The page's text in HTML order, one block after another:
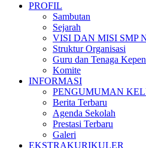
PROFIL
Sambutan
Sejarah
VISI DAN MISI SMP
Struktur Organisasi
Guru dan Tenaga
Komite
INFORMASI
PENGUMUMAN
Berita Terbaru
Agenda Sekolah
Prestasi Terbaru
Galeri
EKSTRAKURIKULER